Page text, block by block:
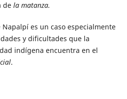
de la matanza.
es un caso especialmente
y dificultades que la
indígena encuentra en el
.